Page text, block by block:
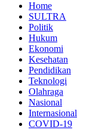
Home
SULTRA
Politik
Hukum
Ekonomi
Kesehatan
Pendidikan
Teknologi
Olahraga
Nasional
Internasional
COVID-19